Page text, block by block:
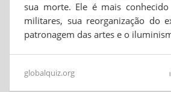
sua morte. Ele é mais
militares, sua reorganização do
patronagem das artes e o
globalquiz.org